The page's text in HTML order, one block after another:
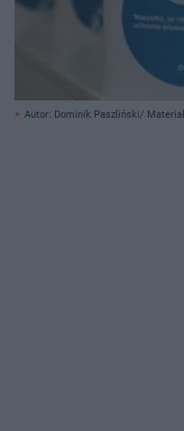
Autor: Dominik Paszliński/